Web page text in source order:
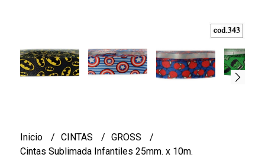
Inicio CINTAS
GROSS
Cintas Sublimada Infantiles 25mm. x 10m.